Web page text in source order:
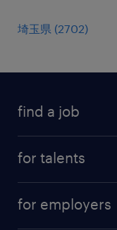
埼玉県 (2702)
find a job
for talents
professional career
for employers